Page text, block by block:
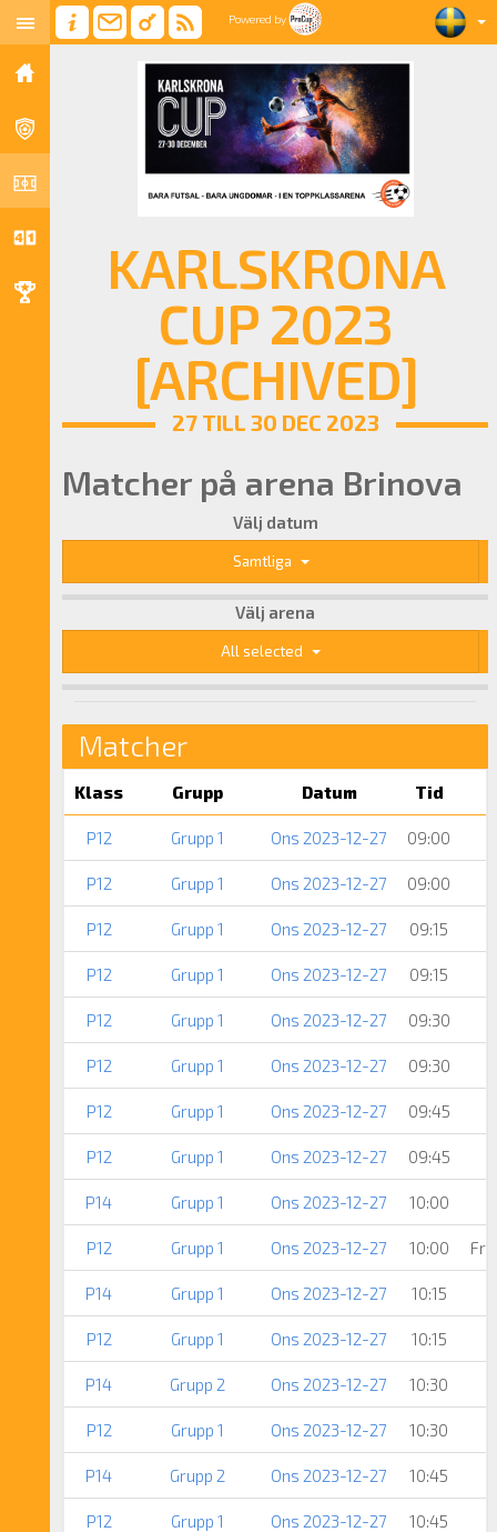
Powered by
KARLSKRONA
CUP 2023
[ARCHIVED]
27 TILL 30 DEC 2023
Matcher på arena Brinova
Välj datum
Samtliga
Välj arena
All selected
Matcher
Klass Grupp Datum Tid
P12 Grupp 1 Ons 2023-12-27 09:00
P12 Grupp 1 Ons 2023-12-27 09:00
P12 Grupp 1 Ons 2023-12-27 09:15
P12 Grupp 1 Ons 2023-12-27 09:15
P12 Grupp 1 Ons 2023-12-27 09:30
P12 Grupp 1 Ons 2023-12-27 09:30
P12 Grupp 1 Ons 2023-12-27 09:45
P12 Grupp 1 Ons 2023-12-27 09:45
P14 Grupp 1 Ons 2023-12-27 10:00
P12 Grupp 1 Ons 2023-12-27 10:00
P14 Grupp 1 Ons 2023-12-27 10:15
P12 Grupp 1 Ons 2023-12-27 10:15
P14 Grupp 2 Ons 2023-12-27 10:30
P12 Grupp 1 Ons 2023-12-27 10:30
P14 Grupp 2 Ons 2023-12-27 10:45
P12 Grupp 1 Ons 2023-12-27 10:45